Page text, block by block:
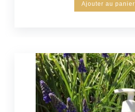
Ajouter au panier